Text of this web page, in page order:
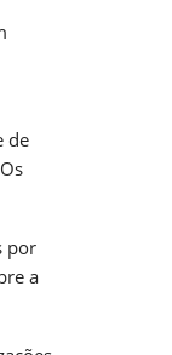
de
por
a